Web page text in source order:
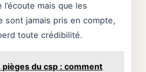
mais que les
sont jamais pris en compte,
toute crédibilité.
pièges du csp : comment